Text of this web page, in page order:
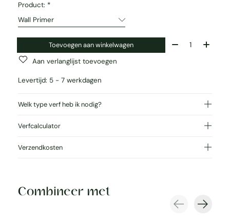
Product: *
Toevoegen aan winkelwagen Aantal:
Aan verlanglijst toevoegen
Levertijd: 5 - 7 werkdagen
Welk type verf heb ik nodig?
Verfcalculator
Verzendkosten
Combineer met